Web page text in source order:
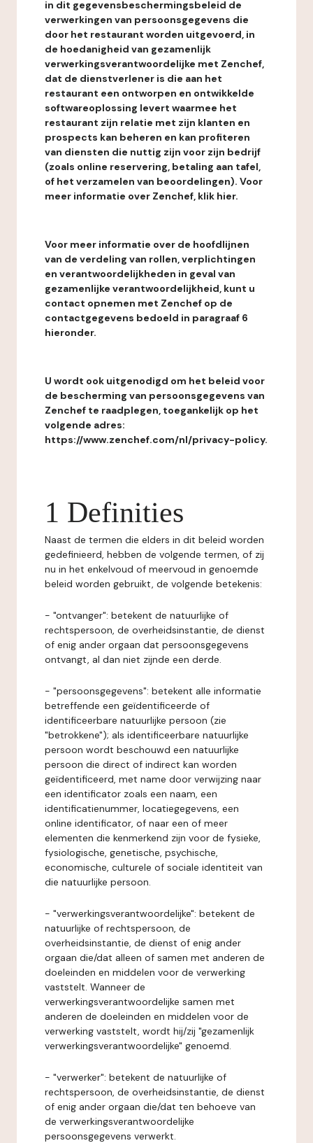
in dit gegevensbeschermingsbeleid de
verwerkingen van persoonsgegevens die
door het restaurant worden uitgevoerd, in
de hoedanigheid van gezamenlijk
verwerkingsverantwoordelijke met Zenchef,
dat de dienstverlener is die aan het
restaurant een ontworpen en ontwikkelde
softwareoplossing levert waarmee het
restaurant zijn relatie met zijn klanten en
prospects kan beheren en kan profiteren
van diensten die nuttig zijn voor zijn bedrijf
(zoals online reservering, betaling aan tafel,
of het verzamelen van beoordelingen). Voor
meer informatie over Zenchef, klik hier.
Voor meer informatie over de hoofdlijnen
van de verdeling van rollen, verplichtingen
en verantwoordelijkheden in geval van
gezamenlijke verantwoordelijkheid, kunt u
contact opnemen met Zenchef op de
contactgegevens bedoeld in paragraaf 6
hieronder.
U wordt ook uitgenodigd om het beleid voor
de bescherming van persoonsgegevens van
Zenchef te raadplegen, toegankelijk op het
volgende adres:
https://www.zenchef.com/nl/privacy-policy.
1 Definities
Naast de termen die elders in dit beleid worden
gedefinieerd, hebben de volgende termen, of zij
nu in het enkelvoud of meervoud in genoemde
beleid worden gebruikt, de volgende betekenis:
- "ontvanger": betekent de natuurlijke of
rechtspersoon, de overheidsinstantie, de dienst
of enig ander orgaan dat persoonsgegevens
ontvangt, al dan niet zijnde een derde.
- "persoonsgegevens": betekent alle informatie
betreffende een geïdentificeerde of
identificeerbare natuurlijke persoon (zie
"betrokkene"); als identificeerbare natuurlijke
persoon wordt beschouwd een natuurlijke
persoon die direct of indirect kan worden
geïdentificeerd, met name door verwijzing naar
een identificator zoals een naam, een
identificatienummer, locatiegegevens, een
online identificator, of naar een of meer
elementen die kenmerkend zijn voor de fysieke,
fysiologische, genetische, psychische,
economische, culturele of sociale identiteit van
die natuurlijke persoon.
- "verwerkingsverantwoordelijke": betekent de
natuurlijke of rechtspersoon, de
overheidsinstantie, de dienst of enig ander
orgaan die/dat alleen of samen met anderen de
doeleinden en middelen voor de verwerking
vaststelt. Wanneer de
verwerkingsverantwoordelijke samen met
anderen de doeleinden en middelen voor de
verwerking vaststelt, wordt hij/zij "gezamenlijk
verwerkingsverantwoordelijke" genoemd.
- "verwerker": betekent de natuurlijke of
rechtspersoon, de overheidsinstantie, de dienst
of enig ander orgaan die/dat ten behoeve van
de verwerkingsverantwoordelijke
persoonsgegevens verwerkt.